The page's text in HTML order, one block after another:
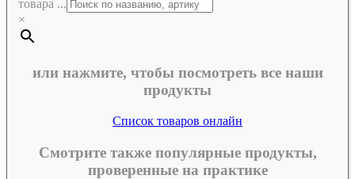
товара ...
×
или нажмите, чтобы посмотреть все наши
продукты
Список товаров онлайн
Смотрите также популярные продукты,
проверенные на практике